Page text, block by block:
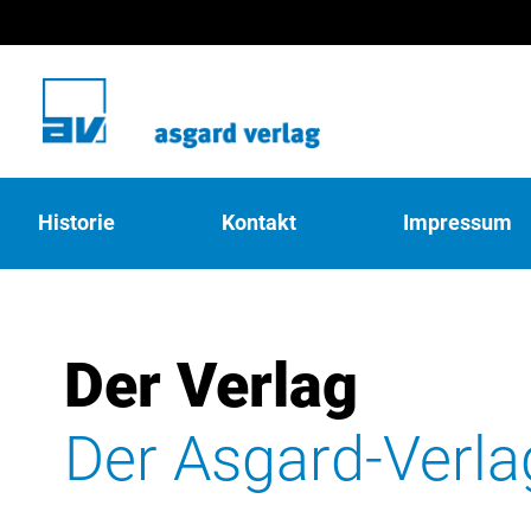
Historie Kontakt Impressum
Der Verlag
Der Asgard-